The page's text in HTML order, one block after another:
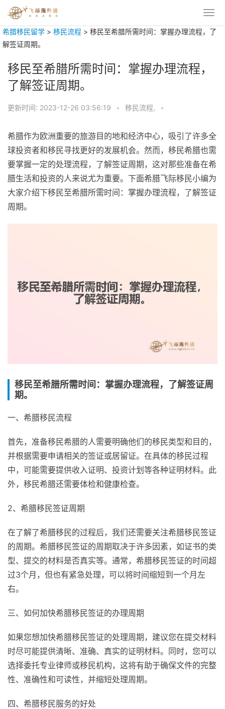
希腊移民留学 > 移民流程 > 移民至希腊所需时间：掌握办理流程，了
解签证周期。
移民至希腊所需时间：掌握办理流程，
了解签证周期。
更新时间: 2023-12-26 03:56:19 • 移民流程, •
希腊作为欧洲重要的旅游目的地和经济中心，吸引了许多全
球投资者和移民寻找更好的发展机会。然而，移民希腊也需
要掌握一定的处理流程，了解签证周期，这对那些准备在希
腊生活和投资的人来说尤为重要。下面希腊飞际移民小编为
大家介绍下移民至希腊所需时间：掌握办理流程，了解签证
周期。
移民至希腊所需时间：掌握办理流程，了解签证周
期。
一、希腊移民流程
首先，准备移民希腊的人需要明确他们的移民类型和目的，
并根据需要申请相关的签证或居留证。在具体的移民过程
中，可能需要提供收入证明、投资计划等各种证明材料。此
外，移民希腊还需要体检和健康检查。
2、希腊移民签证周期
在了解了希腊移民的过程后，我们还需要关注希腊移民签证
的周期。希腊移民签证的周期取决于许多因素，如证书的类
型、提交的材料是否真实等。通常，希腊移民签证的时间超
过3个月，但也有紧急处理，可以将时间缩短到一个月左
右。
三、如何加快希腊移民签证的办理周期
如果您想加快希腊移民签证的处理周期，建议您在提交材料
时尽可能提供清晰、准确、真实的证明材料。同时，您可以
选择委托专业律师或移民机构，这将有助于确保文件的完整
性、准确性和可读性，并缩短处理周期。
四、希腊移民服务的好处